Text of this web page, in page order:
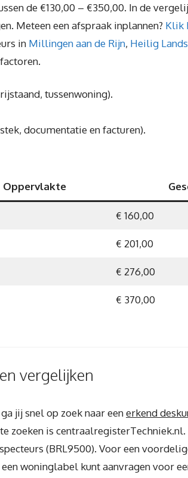
de €130,00 – €350,00. In de
Meteen een afspraak inplannen? Klik
in Millingen aan de Rijn, Heilig
tussenwoning).
documentatie en facturen).
Oppervlakte
€ 160,00
€ 201,00
€ 276,00
€ 370,00
vergelijken
jij snel op zoek naar eenerkend
zoeken is
(BRL9500). Voor een
woninglabel kunt aanvragen voor